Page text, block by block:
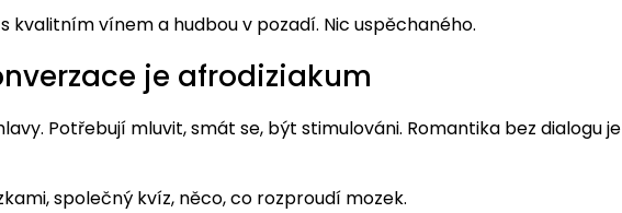
kvalitním vínem a hudbou v pozadí. Nic uspěchaného.
je afrodiziakum
Potřebují mluvit, smát se, být stimulováni. Romantika bez dialogu je
společný kvíz, něco, co rozproudí mozek.